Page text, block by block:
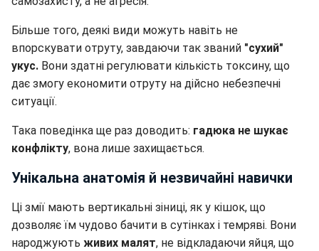
Більше того, деякі види можуть навіть не
впорскувати отруту, завдаючи так званий "сухий"
укус. Вони здатні регулювати кількість токсину, що
дає змогу економити отруту на дійсно небезпечні
ситуації.
Така поведінка ще раз доводить: гадюка не шукає
конфлікту, вона лише захищається.
Унікальна анатомія й незвичайні навички
Ці змії мають вертикальні зіниці, як у кішок, що
дозволяє їм чудово бачити в сутінках і темряві. Вони
народжують живих малят, не відкладаючи яйця, що